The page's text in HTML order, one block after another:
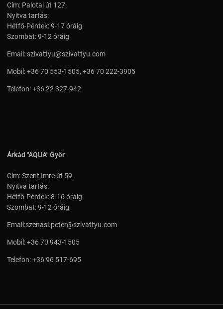
Cím: Palotai út 127.
Nyitva tartás:
Hétfő-Péntek: 9-17 óráig
Szombat: 9-12 óráig
Email: szivattyu@szivattyu.com
Mobil:+36 70 553-1505, +36 70 222-3905
Telefon:+36 22 327-942
Árkád "AQUA" Győr
Cím: Szent Imre út 59.
Nyitva tartás:
Hétfő-Péntek: 8-16 óráig
Szombat: 9-12 óráig
Email:szenasi.peter@szivattyu.com
Mobil:+36 70 943-1505
Telefon:+36 96 517-695